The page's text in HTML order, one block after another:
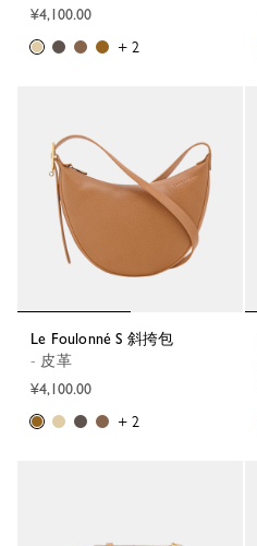
¥4,100.00
+ 2
Le Foulonné S 斜挎包
- 皮革
¥4,100.00
+ 2